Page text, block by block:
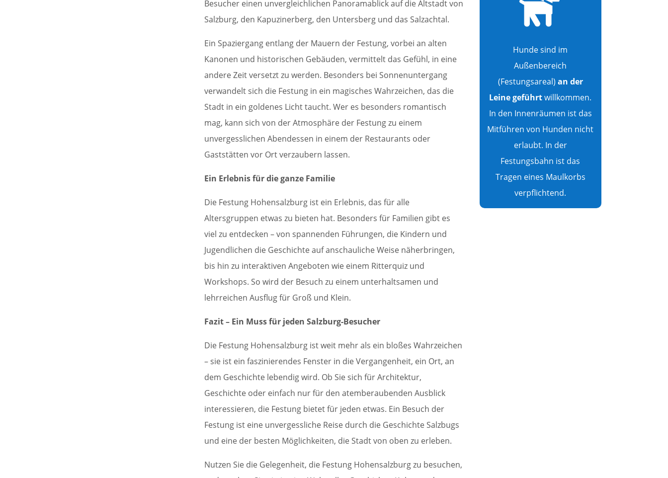
Besucher einen unvergleichlichen Panoramablick auf die Altstadt von
Salzburg, den Kapuzinerberg, den Untersberg und das Salzachtal.
Ein Spaziergang entlang der Mauern der Festung, vorbei an alten
Kanonen und historischen Gebäuden, vermittelt das Gefühl, in eine
andere Zeit versetzt zu werden. Besonders bei Sonnenuntergang
verwandelt sich die Festung in ein magisches Wahrzeichen, das die
Stadt in ein goldenes Licht taucht. Wer es besonders romantisch
mag, kann sich von der Atmosphäre der Festung zu einem
unvergesslichen Abendessen in einem der Restaurants oder
Gaststätten vor Ort verzaubern lassen.
Ein Erlebnis für die ganze Familie
Die Festung Hohensalzburg ist ein Erlebnis, das für alle
Altersgruppen etwas zu bieten hat. Besonders für Familien gibt es
viel zu entdecken – von spannenden Führungen, die Kindern und
Jugendlichen die Geschichte auf anschauliche Weise näherbringen,
bis hin zu interaktiven Angeboten wie einem Ritterquiz und
Workshops. So wird der Besuch zu einem unterhaltsamen und
lehrreichen Ausflug für Groß und Klein.
Fazit – Ein Muss für jeden Salzburg-Besucher
Die Festung Hohensalzburg ist weit mehr als ein bloßes Wahrzeichen
– sie ist ein faszinierendes Fenster in die Vergangenheit, ein Ort, an
dem Geschichte lebendig wird. Ob Sie sich für Architektur,
Geschichte oder einfach nur für den atemberaubenden Ausblick
interessieren, die Festung bietet für jeden etwas. Ein Besuch der
Festung ist eine unvergessliche Reise durch die Geschichte Salzbugs
und eine der besten Möglichkeiten, die Stadt von oben zu erleben.
Nutzen Sie die Gelegenheit, die Festung Hohensalzburg zu besuchen,
Hunde sind im
Außenbereich
(Festungsareal) an der
Leine geführtwillkommen.
In den Innenräumen ist das
Mitführen von Hunden nicht
erlaubt. In der
Festungsbahn ist das
Tragen eines Maulkorbs
verpflichtend.